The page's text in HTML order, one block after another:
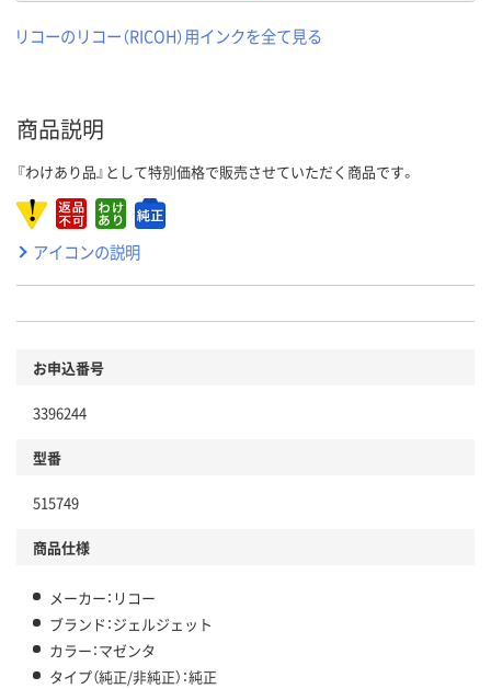
リコーのリコー（RICOH）用インクを全て見る
商品説明
『わけあり品』として特別価格で販売させていただく商品です。
アイコンの説明
お申込番号
3396244
型番
515749
商品仕様
メーカー：リコー
ブランド：ジェルジェット
カラー：マゼンタ
タイプ（純正/非純正）：純正